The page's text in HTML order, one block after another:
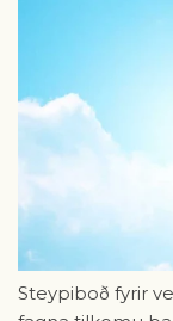
Steypiboð fyrir